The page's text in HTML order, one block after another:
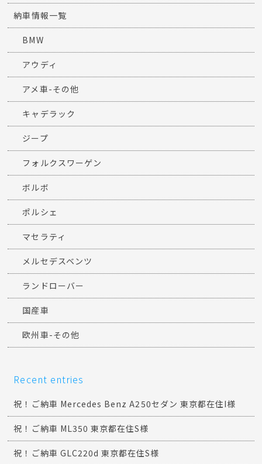
納車情報一覧
BMW
アウディ
アメ車-その他
キャデラック
ジープ
フォルクスワーゲン
ボルボ
ポルシェ
マセラティ
メルセデスベンツ
ランドローバー
国産車
欧州車-その他
Recent entries
祝！ご納車 Mercedes Benz A250セダン 東京都在住I様
祝！ご納車 ML350 東京都在住S様
祝！ご納車 GLC220d 東京都在住S様